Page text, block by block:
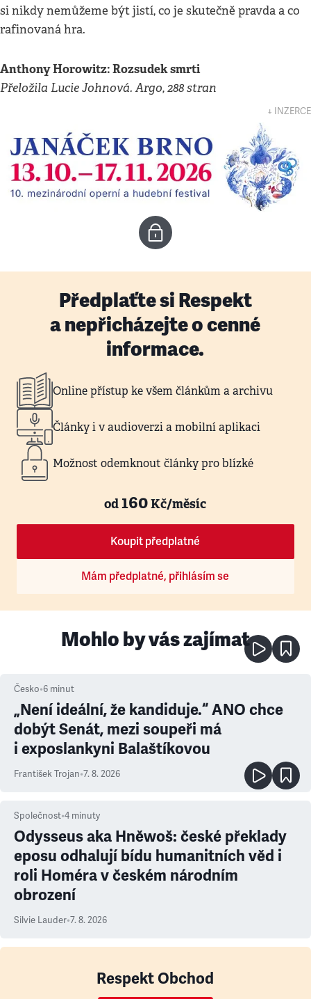
si nikdy nemůžeme být jistí, co je skutečně pravda a co
rafinovaná hra.
Anthony Horowitz: Rozsudek smrti
Přeložila Lucie Johnová. Argo, 288 stran
↓ INZERCE
Předplaťte si Respekt
a nepřicházejte o cenné
informace.
Online přístup ke všem článkům a archivu
Články i v audioverzi a mobilní aplikaci
Možnost odemknout články pro blízké
od160Kč/měsíc
Koupit předplatné
Mám předplatné, přihlásím se
Mohlo by vás zajímat
Česko•6 minut
„Není ideální, že kandiduje.“ ANO chce
dobýt Senát, mezi soupeři má
i exposlankyni Balaštíkovou
František Trojan•7. 8. 2026
Společnost•4 minuty
Odysseus aka Hněwoš: české překlady
eposu odhalují bídu humanitních věd i
roli Homéra v českém národním
obrození
Silvie Lauder•7. 8. 2026
Respekt Obchod